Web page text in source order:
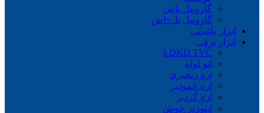
گازوییل پاش
گازوییل پل=اش
ابزار باغبانی
ابزار برقی
LDKD TVC
اتو لوله
اره زنجیری
اره عمودبر
اره گردبر
اینورتر جوش